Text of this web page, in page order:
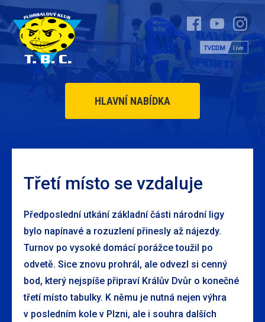
HLAVNÍ NABÍDKA
Třetí místo se vzdaluje
Předposlední utkání základní části národní ligy
bylo napínavé a rozuzlení přinesly až nájezdy.
Turnov po vysoké domácí porážce toužil po
odvetě. Sice znovu prohrál, ale odvezl si cenný
bod, který nejspíše připraví Králův Dvůr o konečné
třetí místo tabulky. K němu je nutná nejen výhra
v posledním kole v Plzni, ale i souhra dalších